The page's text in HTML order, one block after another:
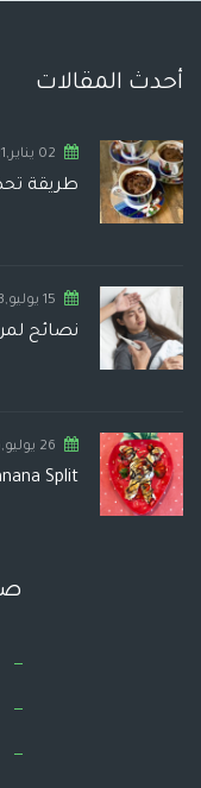
أحدث المقالات
02 يناير,2021
طريقة
15 يوليو,2023
نصائح
26 يوليو,2026
Split